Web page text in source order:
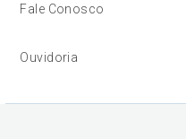
Fale Conosco
Ouvidoria